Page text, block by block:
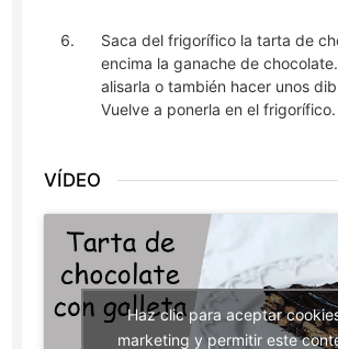
Saca del frigorífico la tarta de
encima la ganache de
alisarla o también hacer unos
Vuelve a ponerla en el frigorífico.
VÍDEO
Haz clic para aceptar
marketing y permitir este